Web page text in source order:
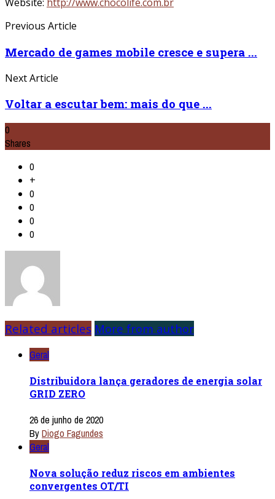
Previous Article
Mercado de games mobile cresce e supera ...
Next Article
Voltar a escutar bem: mais do que ...
0
Shares
0
+
0
0
0
0
Related articles More from author
Geral
Distribuidora lança geradores de energia solar
GRID ZERO
26 de junho de 2020
ByDiogo Fagundes
Geral
Nova solução reduz riscos em ambientes
convergentes OT/TI